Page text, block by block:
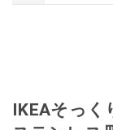
IKEAそっく